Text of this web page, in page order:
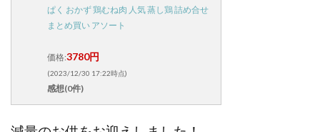
ぱく おかず 鶏むね肉 人気 蒸し鶏 詰め合せ
まとめ買い アソート
価格:3780円
(2023/12/30 17:22時点)
感想(0件)